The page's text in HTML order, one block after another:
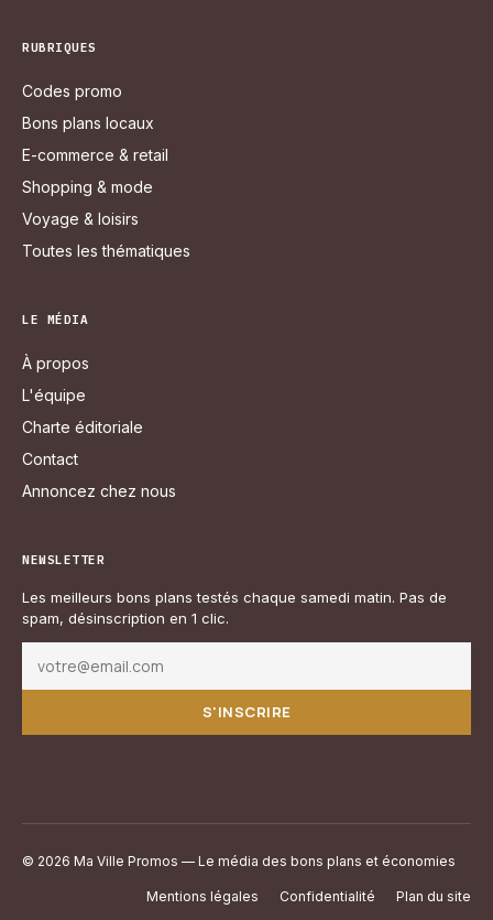
RUBRIQUES
Codes promo
Bons plans locaux
E-commerce & retail
Shopping & mode
Voyage & loisirs
Toutes les thématiques
LE MÉDIA
À propos
L'équipe
Charte éditoriale
Contact
Annoncez chez nous
NEWSLETTER
Les meilleurs bons plans testés chaque samedi matin. Pas de
spam, désinscription en 1 clic.
S'INSCRIRE
© 2026 Ma Ville Promos — Le média des bons plans et économies
Mentions légales Confidentialité Plan du site